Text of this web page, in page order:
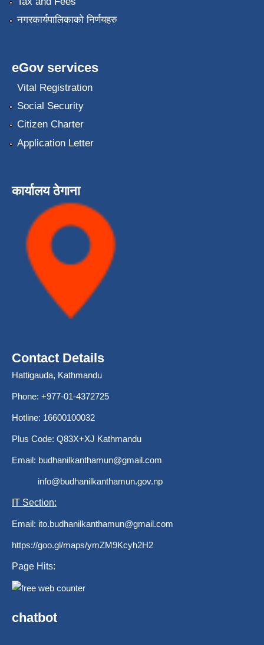
नगरकार्यपालिकाको निर्णयहरु
eGov services
Vital Registration
Social Security
Citizen Charter
Application Letter
कार्यालय ठेगाना
Contact Details
Hattigauda, Kathmandu
Phone: +977-01-4372725
Hotline: 16600100032
Plus Code: Q83X+XJ Kathmandu
Email: budhanilkanthamun@gmail.com
info@budhanilkanthamun.gov.np
IT Section:
Email: ito.budhanilkanthamun@gmail.com
https://goo.gl/maps/ymZM9Kcyh2H2
Page Hits:
chatbot